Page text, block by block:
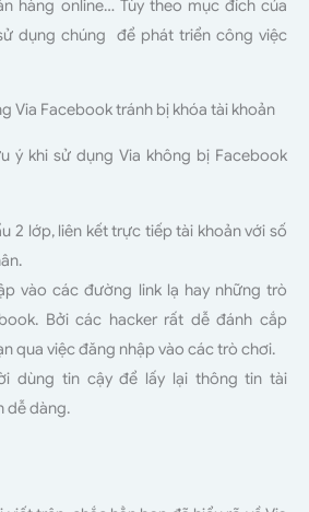
hàng online… Tùy theo mục đích của
dụng chúng để phát triển công việc
Via Facebook tránh bị khóa tài khoản
ý khi sử dụng Via không bị Facebook
2 lớp, liên kết trực tiếp tài khoản với số
vào các đường link lạ hay những trò
Bởi các hacker rất dễ đánh cắp
qua việc đăng nhập vào các trò chơi.
dùng tin cậy để lấy lại thông tin tài
dễ dàng.